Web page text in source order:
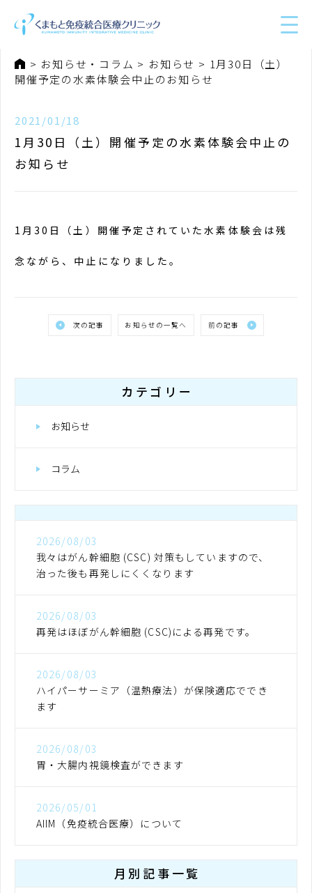
ホーム
お知らせ・コラム お知らせ
1月30日（土）
開催予定の水素体験会中止のお知らせ
2021/01/18
1月30日（土）開催予定の水素体験会中止の
お知らせ
1月30日（土）開催予定されていた水素体験会は残
念ながら、中止になりました。
次の記事 お知らせの一覧へ 前の記事
カテゴリー
お知らせ
コラム
2026/08/03
我々はがん幹細胞 (CSC) 対策もしていますので、
治った後も再発しにくくなります
2026/08/03
再発はほぼがん幹細胞 (CSC)による再発です。
2026/08/03
ハイパーサーミア（温熱療法）が保険適応ででき
ます
2026/08/03
胃・大腸内視鏡検査ができます
2026/05/01
AIIM（免疫統合医療）について
月別記事一覧